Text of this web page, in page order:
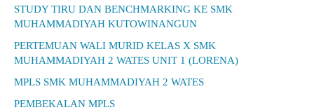
STUDY TIRU DAN BENCHMARKING KE SMK
MUHAMMADIYAH KUTOWINANGUN
PERTEMUAN WALI MURID KELAS X SMK
MUHAMMADIYAH 2 WATES UNIT 1 (LORENA)
MPLS SMK MUHAMMADIYAH 2 WATES
PEMBEKALAN MPLS